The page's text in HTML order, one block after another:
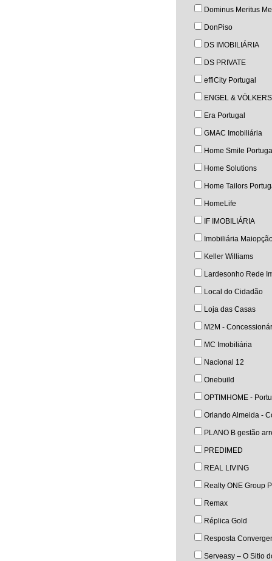
Dominus Meritus
DonPiso
DS IMOBILIÁRIA
DS PRIVATE
effiCity Portugal
ENGEL & VÖLKERS
Era Portugal
GMAC Imobiliária
Home Smile
Home Solutions
Home Tailors
HomeLife
IF IMOBILIÁRIA
Imobiliária
Keller Williams
Lardesonho Rede
Local do Cidadão
Loja das Casas
M2M -
MC Imobiliária
Nacional 12
Onebuild
OPTIMHOME -
Orlando Almeida -
PLANO B gestão
PREDIMED
REAL LIVING
Realty ONE Group
Remax
Réplica Gold
Resposta
Serveasy – O Sitio